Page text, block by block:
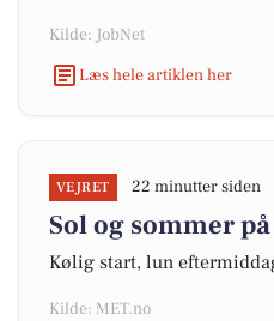
Kilde: JobNet
Læs hele artiklen her
VEJRET 22 minutter siden
Sol og sommer
Kølig start, lun
Kilde: MET.no